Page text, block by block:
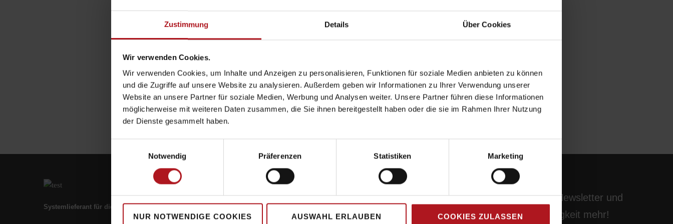
Zustimmung Details Über Cookies
Wir verwenden Cookies.
Wir verwenden Cookies, um Inhalte und Anzeigen zu personalisieren, Funktionen für soziale Medien anbieten zu können
und die Zugriffe auf unsere Website zu analysieren. Außerdem geben wir Informationen zu Ihrer Verwendung unserer
Website an unsere Partner für soziale Medien, Werbung und Analysen weiter. Unsere Partner führen diese Informationen
möglicherweise mit weiteren Daten zusammen, die Sie ihnen bereitgestellt haben oder die sie im Rahmen Ihrer Nutzung
der Dienste gesammelt haben.
Notwendig
Präferenzen Statistiken Marketing
NUR NOTWENDIGE COOKIES AUSWAHL ERLAUBEN COOKIES ZULASSEN
Systemlieferant für die Zukunft. Hauptsitz
Abonnieren Sie unseren Newsletter und
verpassen Sie keine Neuigkeit mehr!